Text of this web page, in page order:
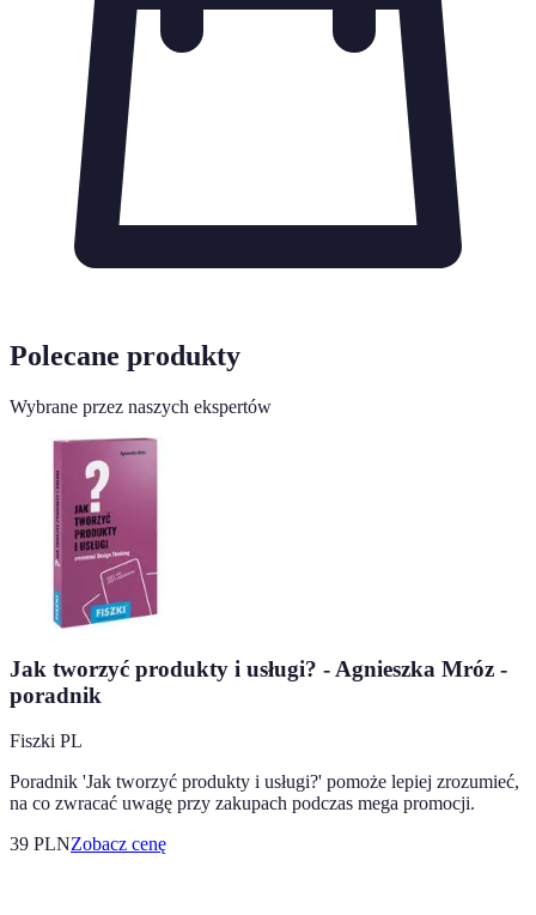
Polecane produkty
Wybrane przez naszych ekspertów
Jak tworzyć produkty i usługi? - Agnieszka Mróz -
poradnik
Fiszki PL
Poradnik 'Jak tworzyć produkty i usługi?' pomoże lepiej zrozumieć,
na co zwracać uwagę przy zakupach podczas mega promocji.
39 PLNZobacz cenę